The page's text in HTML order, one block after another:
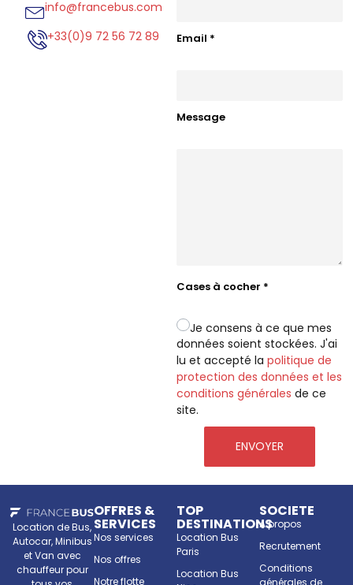
info@francebus.com
+33(0)9 72 56 72 89
Email *
Message
Cases à cocher *
Je consens à ce que mes
données soient stockées. J'ai
lu et accepté la politique de
protection des données et les
conditions générales de ce
site.
ENVOYER
Location de Bus,
Autocar, Minibus
et Van avec
chauffeur pour
OFFRES &
SERVICES
Nos services
Nos offres
Notre flotte
TOP
DESTINATIONS
Location Bus
Paris
Location Bus
SOCIETE
A propos
Recrutement
Conditions